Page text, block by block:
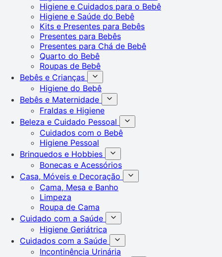
Higiene e Cuidados para o Bebê
Higiene e Saúde do Bebê
Kits e Presentes para Bebês
Presentes para Bebês
Presentes para Chá de Bebê
Quarto do Bebê
Roupas de Bebê
Bebês e Crianças
Higiene do Bebê
Bebês e Maternidade
Fraldas e Higiene
Beleza e Cuidado Pessoal
Cuidados com o Bebê
Higiene Pessoal
Brinquedos e Hobbies
Bonecas e Acessórios
Casa, Móveis e Decoração
Cama, Mesa e Banho
Limpeza
Roupa de Cama
Cuidado com a Saúde
Higiene Geriátrica
Cuidados com a Saúde
Incontinência Urinária